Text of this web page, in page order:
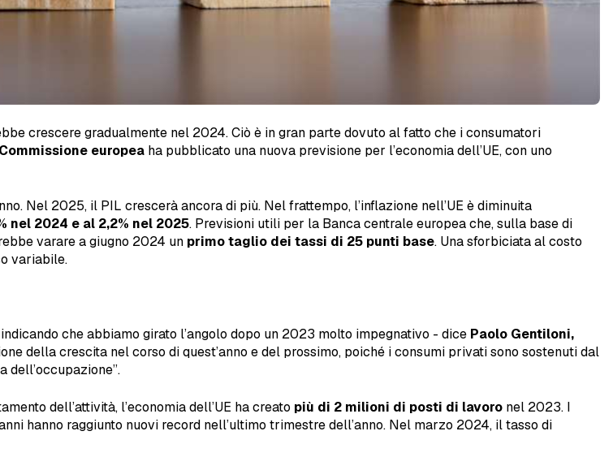
crescere gradualmente nel 2024. Ciò è in gran parte dovuto al fatto che i consumatori
Commissione europea ha pubblicato una nuova previsione per l’economia dell’UE, con uno
Nel 2025, il PIL crescerà ancora di più. Nel frattempo, l’inflazione nell’UE è diminuita
nel 2024 e al 2,2% nel 2025. Previsioni utili per la Banca centrale europea che, sulla base di
varare a giugno 2024 un primo taglio dei tassi di 25 punti base. Una sforbiciata al costo
variabile.
che abbiamo girato l’angolo dopo un 2023 molto impegnativo - dice Paolo Gentiloni,
della crescita nel corso di quest’anno e del prossimo, poiché i consumi privati sono sostenuti dal
dell’occupazione”.
dell’attività, l’economia dell’UE ha creato più di 2 milioni di posti di lavoro nel 2023. I
hanno raggiunto nuovi record nell’ultimo trimestre dell’anno. Nel marzo 2024, il tasso di